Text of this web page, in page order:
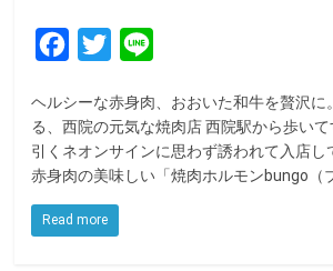
c
e
b
o
o
T
i
t
t
e
r
n
e
ヘルシーな赤身肉、おおいた和牛を贅沢に
る、西院の元気な焼肉店 西院駅から歩い
引くネオンサインに思わず誘われて入店し
赤身肉の美味しい「焼肉ホルモンbungo（
Read more